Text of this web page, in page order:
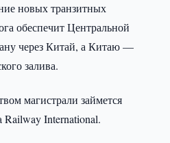
новых транзитных
обеспечит Центральной
через Китай, а Китаю —
залива.
магистрали займется
Railway International.